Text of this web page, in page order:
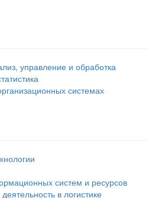
управление и обработка
системах
систем и ресурсов
в логистике